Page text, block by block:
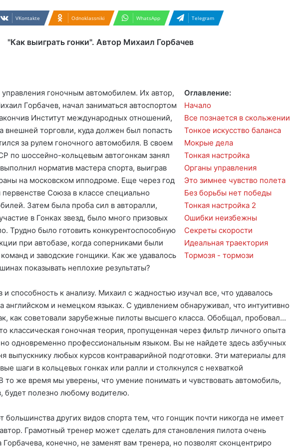
VKontakte Odnoklassniki WhatsApp Telegram
"Как выиграть гонки". Автор Михаил Горбачев
Оглавление:
Начало
Все познается в скольжении
Тонкое искусство баланса
Мокрые дела
Тонкая настройка
Органы управления
Это зимнее чувство полета
Без борьбы нет победы
Тонкая настройка 2
Ошибки неизбежны
Секреты скорости
Идеальная траектория
Тормозя - тормози
гоночным автомобилем. Их автор,
Горбачев, начал заниматься автоспортом
Институт международных отношений,
внешней торговли, куда должен был попасть
за рулем гоночного автомобиля. В своем
по шоссейно-кольцевым автогонкам занял
норматив мастера спорта, выиграв
на московском ипподроме. Еще через год
Союза в классе специально
Затем была проба сил в авторалли,
в Гонках звезд, было много призовых
Трудно было готовить конкурентоспособную
при автобазе, когда соперниками были
и заводские гонщики. Как же удавалось
показывать неплохие результаты?
способность к анализу. Михаил с жадностью изучал все, что удавалось
английском и немецком языках. С удивлением обнаруживал, что интуитивно
как советовали зарубежные пилоты высшего класса. Обобщал, пробовал...
классическая гоночная теория, пропущенная через фильтр личного опыта
одновременно профессиональным языком. Вы не найдете здесь азбучных
выпускнику любых курсов контраварийной подготовки. Эти материалы для
шаги в кольцевых гонках или ралли и столкнулся с нехваткой
то же время мы уверены, что умение понимать и чувствовать автомобиль,
будет полезно любому водителю.
большинства других видов спорта тем, что гонщик почти никогда не имеет
Грамотный тренер может сделать для становления пилота очень
конечно, не заменят вам тренера, но позволят сконцентриро